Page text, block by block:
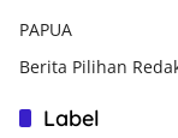
PAPUA
Berita Pilihan
Label